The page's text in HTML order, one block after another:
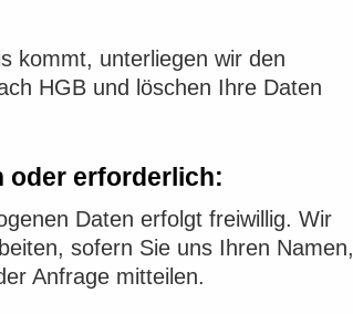
kommt, unterliegen wir den
HGB und löschen Ihre Daten
oder erforderlich:
Daten erfolgt freiwillig. Wir
sofern Sie uns Ihren Namen,
Anfrage mitteilen.